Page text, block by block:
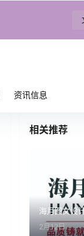
资讯信息
相关推荐
海月图文设
2月12日